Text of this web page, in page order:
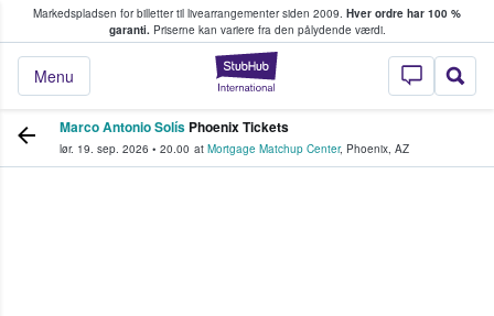
Markedspladsen for billetter til livearrangementer siden 2009. Hver ordre har 100 %
garanti.Priserne kan variere fra den pålydende værdi.
StubHub - Hvor
Menu
køber og sælger billetter
Marco Antonio Solís Phoenix Tickets
lør. 19. sep. 2026 • 20.00 at Mortgage Matchup Center, Phoenix, AZ